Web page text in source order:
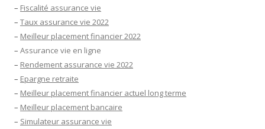
– Fiscalité assurance vie
– Taux assurance vie 2022
– Meilleur placement financier 2022
– Assurance vie en ligne
– Rendement assurance vie 2022
– Epargne retraite
– Meilleur placement financier actuel long terme
– Meilleur placement bancaire
– Simulateur assurance vie